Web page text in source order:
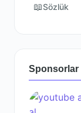
📖Sözlük
Sponsorlar